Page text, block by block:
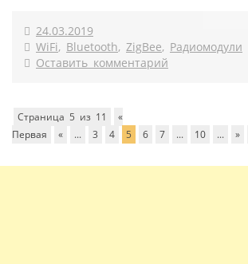
24.03.2019
WiFi, Bluetooth, ZigBee, Радиомодули
Оставить комментарий
Страница 5 из 11
«
Первая
« ... 3 4 5 6 7 ... 10 ... »